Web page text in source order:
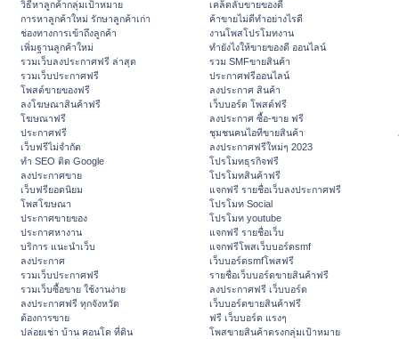
วิธีหาลูกค้ากลุ่มเป้าหมาย
การหาลูกค้าใหม่ รักษาลูกค้าเก่า
ช่องทางการเข้าถึงลูกค้า
เพิ่มฐานลูกค้าใหม่
รวมเว็บลงประกาศฟรี ล่าสุด
รวมเว็บประกาศฟรี
โพสต์ขายของฟรี
ลงโฆษณาสินค้าฟรี
โฆษณาฟรี
ประกาศฟรี
เว็บฟรีไม่จำกัด
ทำ SEO ติด Google
ลงประกาศขาย
เว็บฟรียอดนิยม
โพสโฆษณา
ประกาศขายของ
ประกาศหางาน
บริการ แนะนำเว็บ
ลงประกาศ
รวมเว็บประกาศฟรี
รวมเว็บซื้อขาย ใช้งานง่าย
ลงประกาศฟรี ทุกจังหวัด
ต้องการขาย
ปล่อยเช่า บ้าน คอนโด ที่ดิน
เคล็ดลับขายของดี
ค้าขายไม่ดีทำอย่างไรดี
งานโพสโปรโมทงาน
ทํายังไงให้ขายของดี ออนไลน์
รวม SMFขายสินค้า
ประกาศฟรีออนไลน์
ลงประกาศ สินค้า
เว็บบอร์ด โพสต์ฟรี
ลงประกาศ ซื้อ-ขาย ฟรี
ชุมชนคนไอทีขายสินค้า
ลงประกาศฟรีใหม่ๆ 2023
โปรโมทธุรกิจฟรี
โปรโมทสินค้าฟรี
แจกฟรี รายชื่อเว็บลงประกาศฟรี
โปรโมท Social
โปรโมท youtube
แจกฟรี รายชื่อเว็บ
แจกฟรีโพสเว็บบอร์ดsmf
เว็บบอร์ดsmfโพสฟรี
รายชื่อเว็บบอร์ดขายสินค้าฟรี
ลงประกาศฟรี เว็บบอร์ด
เว็บบอร์ดขายสินค้าฟรี
ฟรี เว็บบอร์ด แรงๆ
โพสขายสินค้าตรงกลุ่มเป้าหมาย